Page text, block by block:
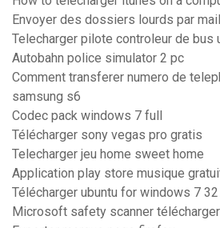
Envoyer des dossiers lourds par mail
Telecharger pilote controleur de bus
Autobahn police simulator 2 pc
Comment transferer numero de
samsung s6
Codec pack windows 7 full
Télécharger sony vegas pro gratis
Telecharger jeu home sweet home
Application play store musique
Télécharger ubuntu for windows 7
Microsoft safety scanner